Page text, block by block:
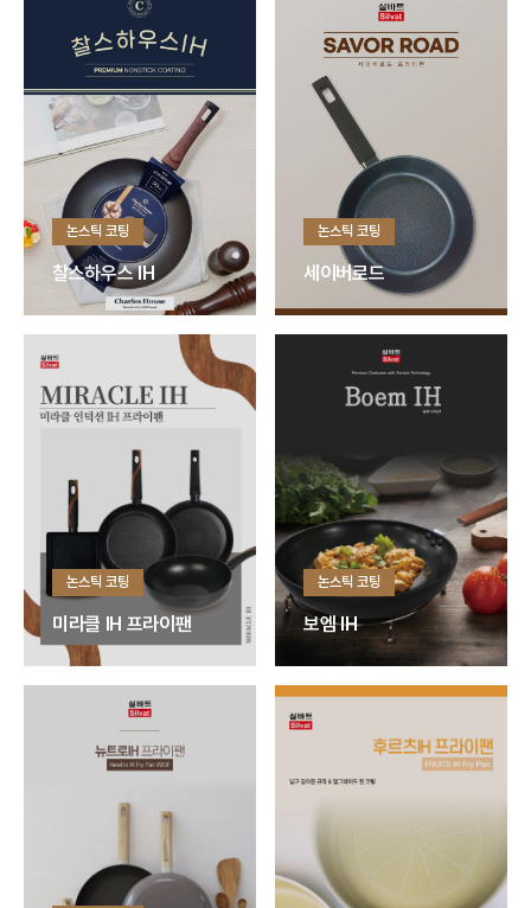
논스틱 코팅
찰스하우스 IH
논스틱 코팅
세이버로드
논스틱 코팅
미라클 IH 프라이팬
논스틱 코팅
보엠 IH